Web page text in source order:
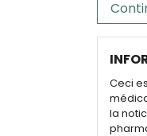
Ceci
la